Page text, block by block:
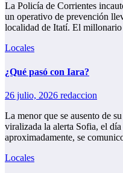
La Policía de Corrientes
un operativo de prevención
localidad de Itatí. El
Locales
¿Qué pasó con Iara?
26 julio, 2026 redaccion
La menor que se ausento de
viralizada la alerta Sofia, el día
aproximadamente, se
Locales